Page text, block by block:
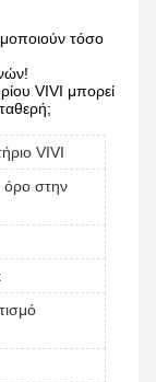
τόσο
VIVI μπορεί
VIVI
στην